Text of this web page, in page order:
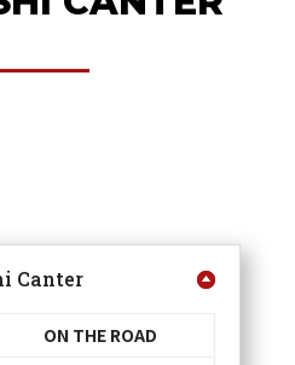
Canter
ON THE ROAD